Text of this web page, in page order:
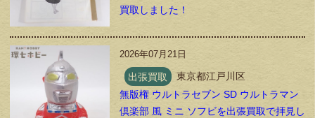
買取しました！
2026年07月21日
出張買取
東京都江戸川区
無版権 ウルトラセブン SD ウルトラマン
倶楽部 風 ミニ ソフビを出張買取で拝見し